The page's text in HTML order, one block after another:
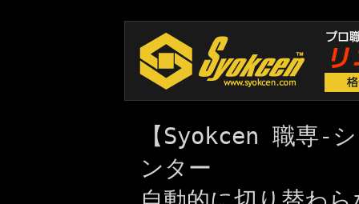
【Syokcen 職専-
ンター